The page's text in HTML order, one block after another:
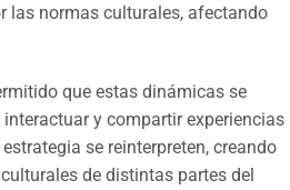
las normas culturales, afectando
que estas dinámicas se
y compartir experiencias
se reinterpreten, creando
de distintas partes del